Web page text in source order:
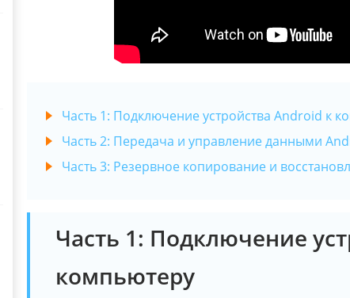
Часть 1: Подключение устройства Android к
Часть 2: Передача и управление данными
Часть 3: Резервное копирование и
Часть 1: Подключение
компьютеру